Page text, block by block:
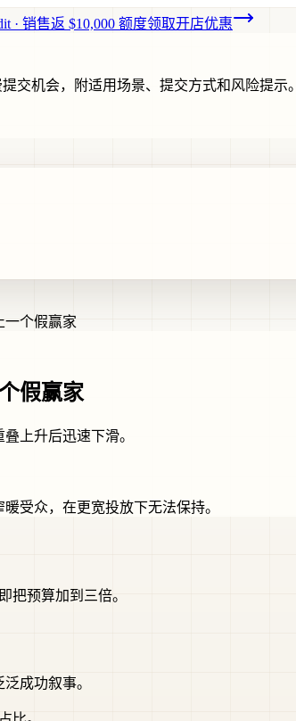
· 销售返 $10,000 额度领取开店优惠
交机会，附适用场景、提交方式和风险提示。
一个假赢家
假赢家
上升后迅速下滑。
受众，在更宽投放下无法保持。
把预算加到三倍。
成功叙事。